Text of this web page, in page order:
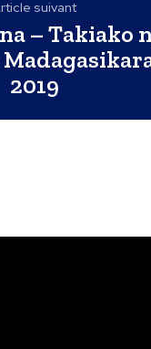
suivant
– Takiako
2019